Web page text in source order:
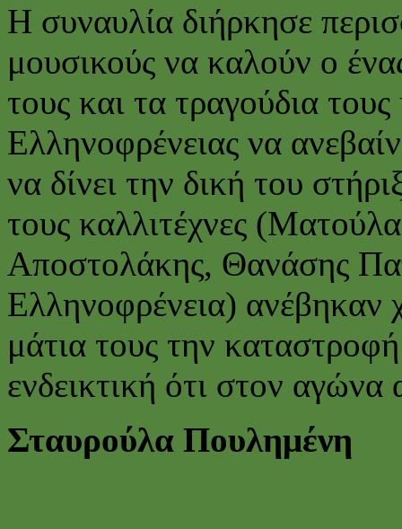
Η συναυλία διήρκησε
μουσικούς να καλούν ο
τους και τα τραγούδια
Ελληνοφρένειας να
να δίνει την δική του
τους καλλιτέχνες
Αποστολάκης, Θανάσης
Ελληνοφρένεια) ανέβηκαν
μάτια τους την
ενδεικτική ότι στον
Σταυρούλα Πουλημένη